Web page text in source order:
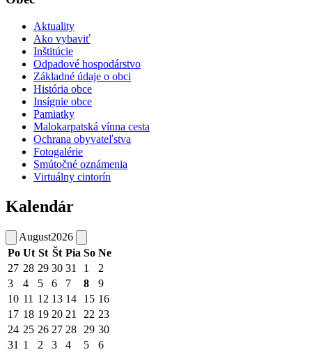
Aktuality
Ako vybaviť
Inštitúcie
Odpadové hospodárstvo
Základné údaje o obci
História obce
Insígnie obce
Pamiatky
Malokarpatská vínna cesta
Ochrana obyvateľstva
Fotogalérie
Smútočné oznámenia
Virtuálny cintorín
Kalendár
August2026
Po Ut St Št Pia So Ne
27 28 29 30 31 1
2
3
4 5 6 7 8
9
10 11 12 13 14 15 16
17 18 19 20 21 22 23
24 25 26 27 28 29 30
31 1 2 3 4 5 6